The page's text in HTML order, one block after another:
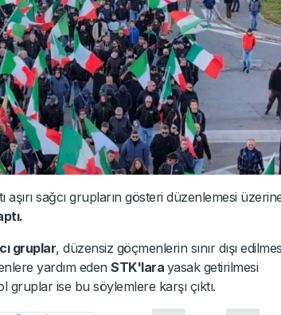
aşırı sağcı grupların gösteri düzenlemesi
gruplar, düzensiz göçmenlerin sınır dışı
yardım eden STK'lara yasak getirilmesi
gruplar ise bu söylemlere karşı çıktı.